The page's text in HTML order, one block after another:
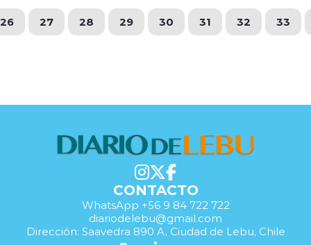
26 27 28 29 30 31 32 33
CONTACTO
WhatsApp +56 9 84 722 722
diariodelebu@gmail.com
Dirección: Saavedra 890 A, Ciudad de Lebu, Chile